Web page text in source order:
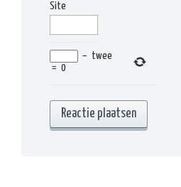
Site
− twee
= 0